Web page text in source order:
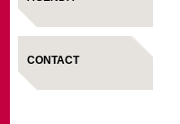
CONTACT